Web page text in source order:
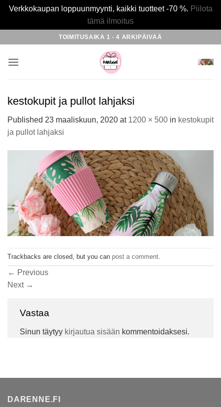
Verkkokaupan loppuunmyynti, kaikki tuotteet -70 %. Piilota
tämä ilmoitus
content
TOIMITUSAIKA 1 - 4 ARKIPÄIVÄÄ
kestokupit ja pullot lahjaksi
Published 23 maaliskuun, 2020 at 1200 × 500 in kestokupit
ja pullot lahjaksi
Trackbacks are closed, but you can post a comment
← Previous
Next →
Vastaa
Sinun täytyy kirjautua sisään kommentoidaksesi.
DARENNE.FI